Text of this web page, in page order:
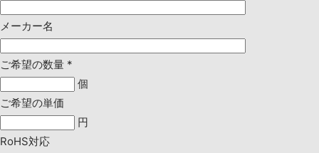
メーカー名
ご希望の数量 *
個
ご希望の単価
円
RoHS対応